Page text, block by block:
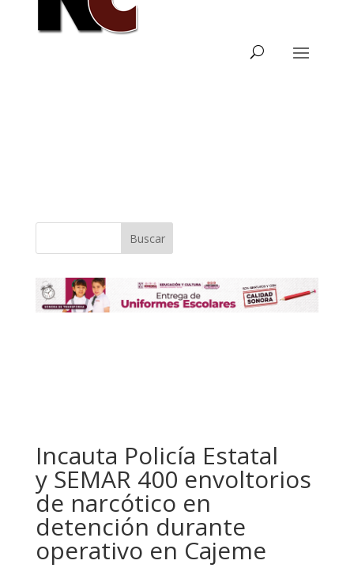
Buscar
Incauta Policía Estatal
y SEMAR 400 envoltorios
de narcótico en
detención durante
operativo en Cajeme